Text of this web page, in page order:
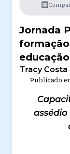
Jornada
Tracy Costa
Publicado